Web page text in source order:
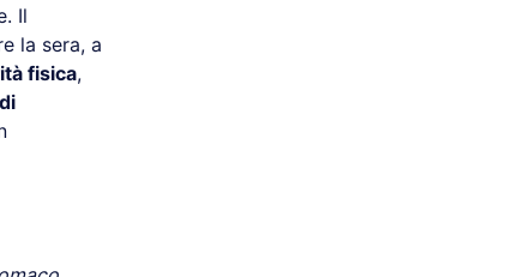
Il
la sera, a
fisica,